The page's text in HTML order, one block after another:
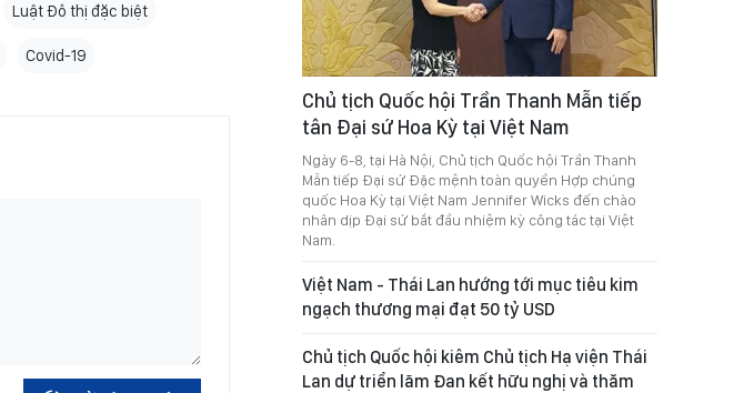
Luật Đô thị đặc biệt
Covid-19
Chủ tịch Quốc hội Trần Thanh Mẫn tiếp
tân Đại sứ Hoa Kỳ tại Việt Nam
Ngày 6-8, tại Hà Nội, Chủ tịch Quốc hội Trần Thanh
Mẫn tiếp Đại sứ Đặc mệnh toàn quyền Hợp chúng
quốc Hoa Kỳ tại Việt Nam Jennifer Wicks đến chào
nhân dịp Đại sứ bắt đầu nhiệm kỳ công tác tại Việt
Nam.
Việt Nam - Thái Lan hướng tới mục tiêu kim
ngạch thương mại đạt 50 tỷ USD
Chủ tịch Quốc hội kiêm Chủ tịch Hạ viện Thái
Lan dự triển lãm Đan kết hữu nghị và thăm